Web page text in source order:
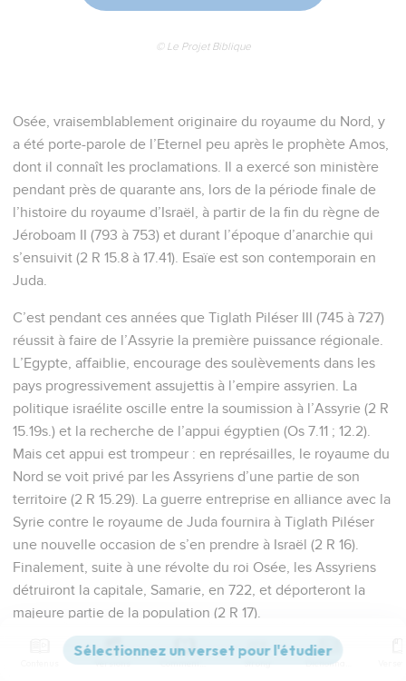
© Le Projet Biblique
Osée, vraisemblablement originaire du royaume du Nord, y
a été porte-parole de l’Eternel peu après le prophète Amos,
dont il connaît les proclamations. Il a exercé son ministère
pendant près de quarante ans, lors de la période finale de
l’histoire du royaume d’Israël, à partir de la fin du règne de
Jéroboam II (793 à 753) et durant l’époque d’anarchie qui
s’ensuivit (2 R 15.8 à 17.41). Esaïe est son contemporain en
Juda.
C’est pendant ces années que Tiglath Piléser III (745 à 727)
réussit à faire de l’Assyrie la première puissance régionale.
L’Egypte, affaiblie, encourage des soulèvements dans les
pays progressivement assujettis à l’empire assyrien. La
politique israélite oscille entre la soumission à l’Assyrie (2 R
15.19s.) et la recherche de l’appui égyptien (Os 7.11 ; 12.2).
Mais cet appui est trompeur : en représailles, le royaume du
Nord se voit privé par les Assyriens d’une partie de son
territoire (2 R 15.29). La guerre entreprise en alliance avec la
Syrie contre le royaume de Juda fournira à Tiglath Piléser
une nouvelle occasion de s’en prendre à Israël (2 R 16).
Finalement, suite à une révolte du roi Osée, les Assyriens
détruiront la capitale, Samarie, en 722, et déporteront la
majeure partie de la population (2 R 17).
Comme Amos, son prédécesseur, Osée dénonce la
Versions Commentaires Strong